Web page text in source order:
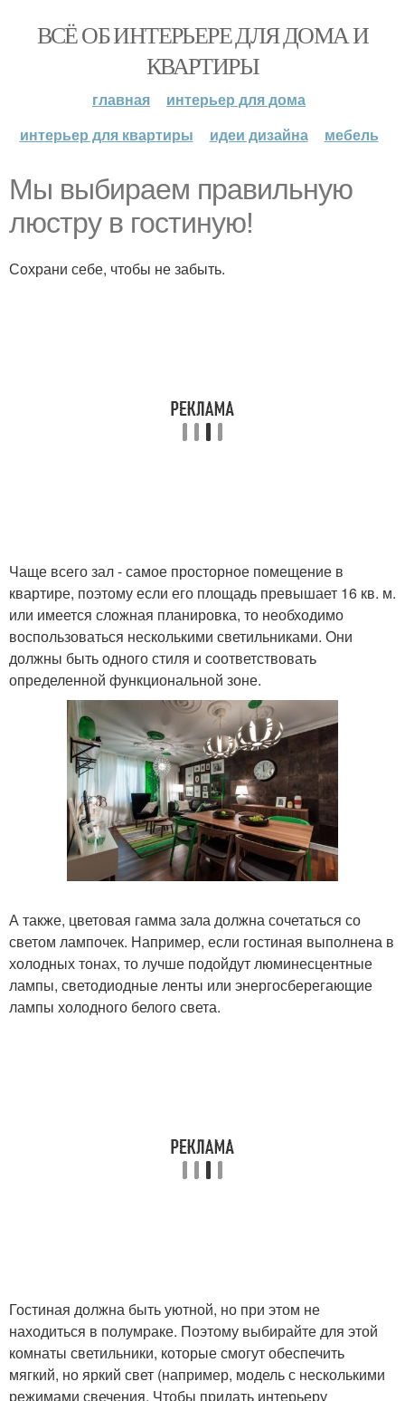
ВСЁ ОБ ИНТЕРЬЕРЕ ДЛЯ ДОМА И
КВАРТИРЫ
главная
интерьер для дома
интерьер для квартиры
идеи дизайна мебель
Мы выбираем правильную
люстру в гостиную!
Сохрани себе, чтобы не забыть.
Чаще всего зал - самое просторное помещение в
квартире, поэтому если его площадь превышает 16 кв. м.
или имеется сложная планировка, то необходимо
воспользоваться несколькими светильниками. Они
должны быть одного стиля и соответствовать
определенной функциональной зоне.
А также, цветовая гамма зала должна сочетаться со
светом лампочек. Например, если гостиная выполнена в
холодных тонах, то лучше подойдут люминесцентные
лампы, светодиодные ленты или энергосберегающие
лампы холодного белого света.
Гостиная должна быть уютной, но при этом не
находиться в полумраке. Поэтому выбирайте для этой
комнаты светильники, которые смогут обеспечить
мягкий, но яркий свет (например, модель с несколькими
режимами свечения. Чтобы придать интерьеру